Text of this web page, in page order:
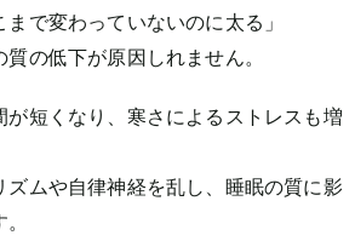
まで変わっていないのに太る」
質の低下が原因しれません。
が短くなり、寒さによるストレスも増
ズムや自律神経を乱し、睡眠の質に影